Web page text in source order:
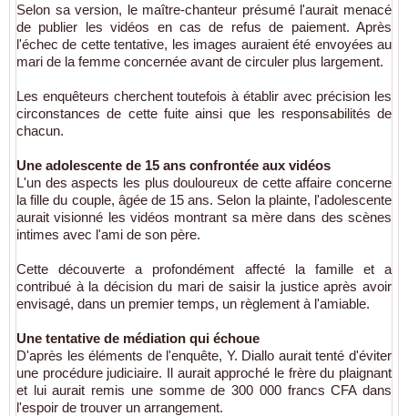
Selon sa version, le maître-chanteur présumé l'aurait menacé
de publier les vidéos en cas de refus de paiement. Après
l'échec de cette tentative, les images auraient été envoyées au
mari de la femme concernée avant de circuler plus largement.
Les enquêteurs cherchent toutefois à établir avec précision les
circonstances de cette fuite ainsi que les responsabilités de
chacun.
Une adolescente de 15 ans confrontée aux vidéos
L'un des aspects les plus douloureux de cette affaire concerne
la fille du couple, âgée de 15 ans. Selon la plainte, l'adolescente
aurait visionné les vidéos montrant sa mère dans des scènes
intimes avec l'ami de son père.
Cette découverte a profondément affecté la famille et a
contribué à la décision du mari de saisir la justice après avoir
envisagé, dans un premier temps, un règlement à l'amiable.
Une tentative de médiation qui échoue
D'après les éléments de l'enquête, Y. Diallo aurait tenté d'éviter
une procédure judiciaire. Il aurait approché le frère du plaignant
et lui aurait remis une somme de 300 000 francs CFA dans
l'espoir de trouver un arrangement.